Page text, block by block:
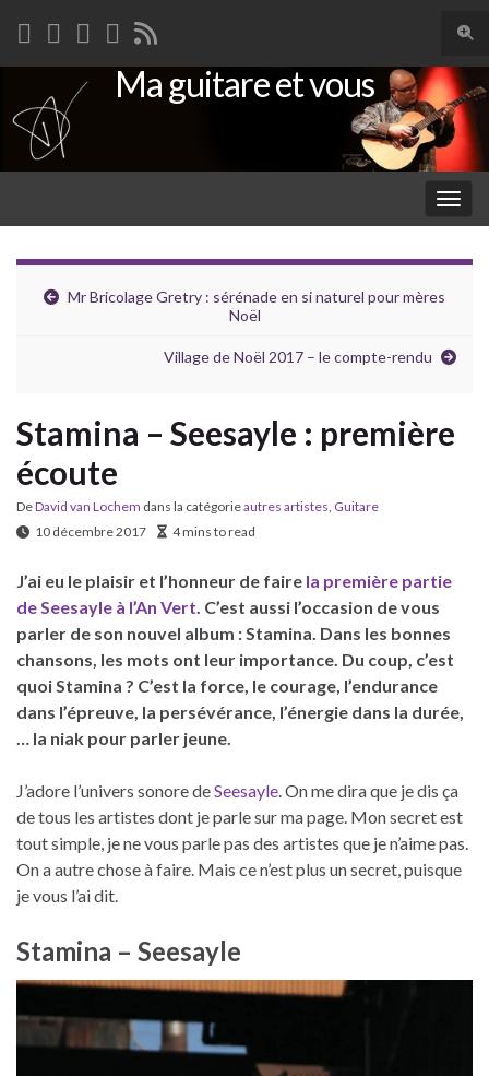
Search for:
Ma guitare et vous
Mr Bricolage Gretry : sérénade en si naturel pour mères
Noël
Village de Noël 2017 – le compte-rendu
Stamina – Seesayle : première
écoute
DeDavid van Lochem dans la catégorieautres artistes Guitare
10 décembre 2017
4 mins to read
J’ai eu le plaisir et l’honneur de faire la première partie
de Seesayle à l’An Vert . C’est aussi l’occasion de vous
parler de son nouvel album : Stamina. Dans les bonnes
chansons, les mots ont leur importance. Du coup, c’est
quoi Stamina ? C’est la force, le courage, l’endurance
dans l’épreuve, la persévérance, l’énergie dans la durée,
… la niak pour parler jeune.
J’adore l’univers sonore deSeesayle . On me dira que je dis ça
de tous les artistes dont je parle sur ma page. Mon secret est
tout simple, je ne vous parle pas des artistes que je n’aime pas.
On a autre chose à faire. Mais ce n’est plus un secret, puisque
je vous l’ai dit.
Stamina – Seesayle